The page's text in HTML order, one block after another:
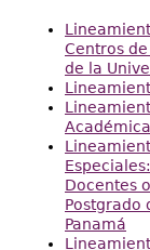
Centros
de la
Docentes
Postgrado
Panamá